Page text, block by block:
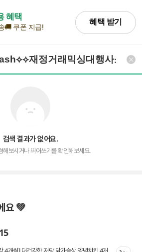
혜택
🚚 쿠폰 지급!
혜택 받기
검
검색 결과가 없어요.
해보시거나 띄어쓰기를 확인해보세요.
요 💚